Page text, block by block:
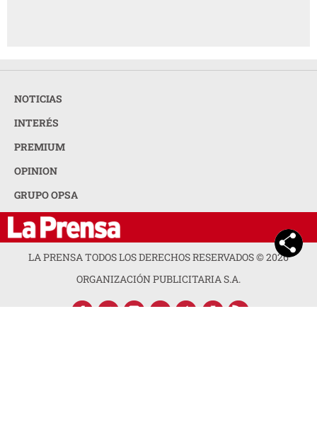
NOTICIAS
INTERÉS
PREMIUM
OPINION
GRUPO OPSA
LA PRENSA TODOS LOS DERECHOS RESERVADOS ©2026
ORGANIZACIÓN PUBLICITARIA S.A.